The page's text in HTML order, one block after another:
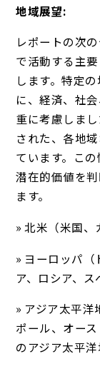
地域展望:
レポートの次
で活動する主
します。特定
に、経済、社
重に考慮しま
された、各地
ています。こ
潜在的価値を
ます。
» 北米（米国、
» ヨーロッパ（
ア、ロシア、ス
» アジア太平洋
ポール、オー
のアジア太平洋